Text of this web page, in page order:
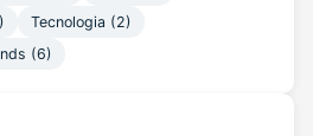
Tecnologia (2)
(6)